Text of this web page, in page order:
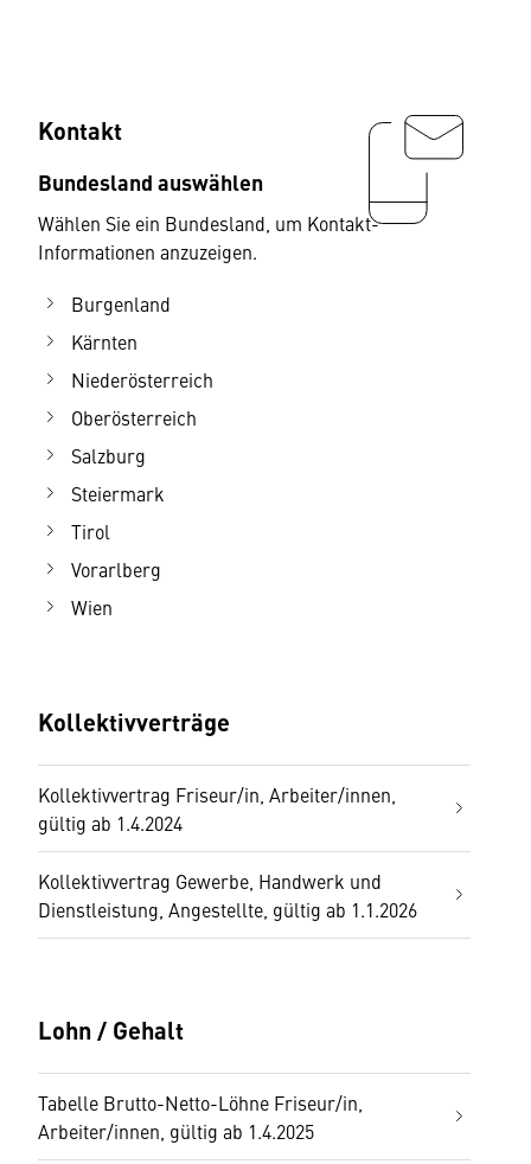
Kontakt
Bundesland auswählen
Wählen Sie ein Bundesland, um Kontakt-
Informationen anzuzeigen.
Burgenland
Kärnten
Niederösterreich
Oberösterreich
Salzburg
Steiermark
Tirol
Vorarlberg
Wien
Kollektivverträge
Kollektivvertrag Friseur/in, Arbeiter/innen,
gültig ab 1.4.2024
Kollektivvertrag Gewerbe, Handwerk und
Dienstleistung, Angestellte, gültig ab 1.1.2026
Lohn / Gehalt
Tabelle Brutto-Netto-Löhne Friseur/in,
Arbeiter/innen, gültig ab 1.4.2025